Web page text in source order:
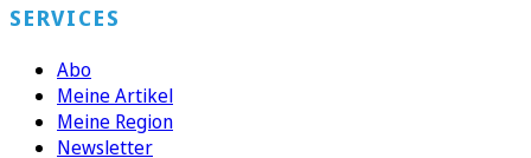
SERVICES
Abo
Meine Artikel
Meine Region
Newsletter